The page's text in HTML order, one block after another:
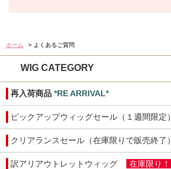
ホーム > よくあるご質問
WIG CATEGORY
再入荷商品 *RE ARRIVAL*
ピックアップウィッグセール（１週間限定）
クリアランスセール（在庫限りで販売終了）
訳アリアウトレットウィッグ 在庫限り！